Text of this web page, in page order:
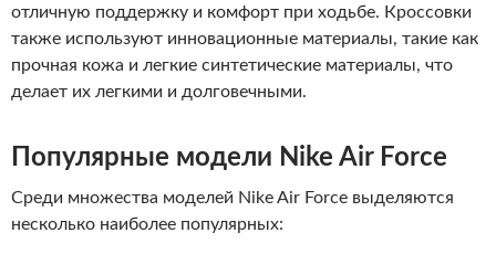
отличную поддержку и комфорт при ходьбе. Кроссовки
также используют инновационные материалы, такие как
прочная кожа и легкие синтетические материалы, что
делает их легкими и долговечными.
Популярные модели Nike Air Force
Среди множества моделей Nike Air Force выделяются
несколько наиболее популярных: